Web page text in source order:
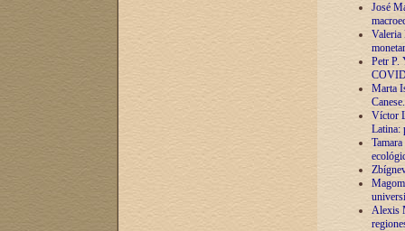
José
Valeria
Petr P.
Marta
Víctor
Latina:
Alexis